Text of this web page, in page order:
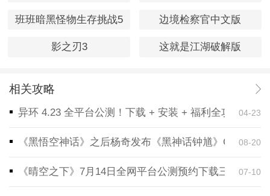
班班暗黑怪物生存挑战5 边境检察官中文版
影之刃3 这就是江湖破解版
相关攻略
异环 4.23 全平台公测！下载 + 安装 + 福利全攻略，一
04-23
《黑悟空神话》之后杨奇发布《黑神话钟馗》CG！预
08-20
《晴空之下》7月14日全网平台公测预约下载三端同步
07-10